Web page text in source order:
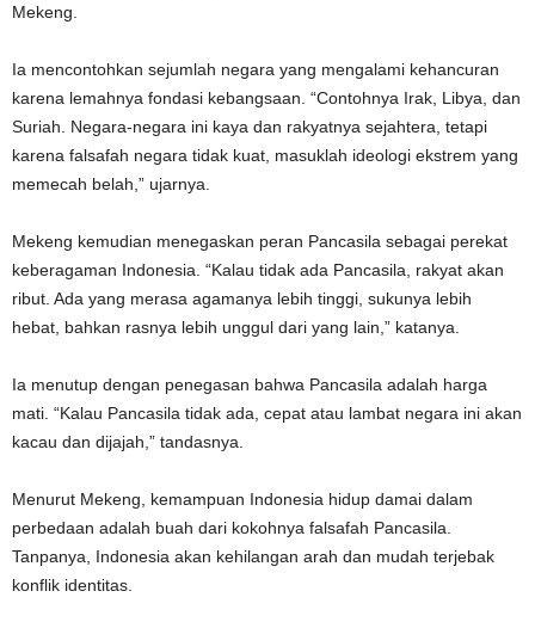
Mekeng.
Ia mencontohkan sejumlah negara yang mengalami kehancuran
karena lemahnya fondasi kebangsaan. “Contohnya Irak, Libya, dan
Suriah. Negara-negara ini kaya dan rakyatnya sejahtera, tetapi
karena falsafah negara tidak kuat, masuklah ideologi ekstrem yang
memecah belah,” ujarnya.
Mekeng kemudian menegaskan peran Pancasila sebagai perekat
keberagaman Indonesia. “Kalau tidak ada Pancasila, rakyat akan
ribut. Ada yang merasa agamanya lebih tinggi, sukunya lebih
hebat, bahkan rasnya lebih unggul dari yang lain,” katanya.
Ia menutup dengan penegasan bahwa Pancasila adalah harga
mati. “Kalau Pancasila tidak ada, cepat atau lambat negara ini akan
kacau dan dijajah,” tandasnya.
Menurut Mekeng, kemampuan Indonesia hidup damai dalam
perbedaan adalah buah dari kokohnya falsafah Pancasila.
Tanpanya, Indonesia akan kehilangan arah dan mudah terjebak
konflik identitas.